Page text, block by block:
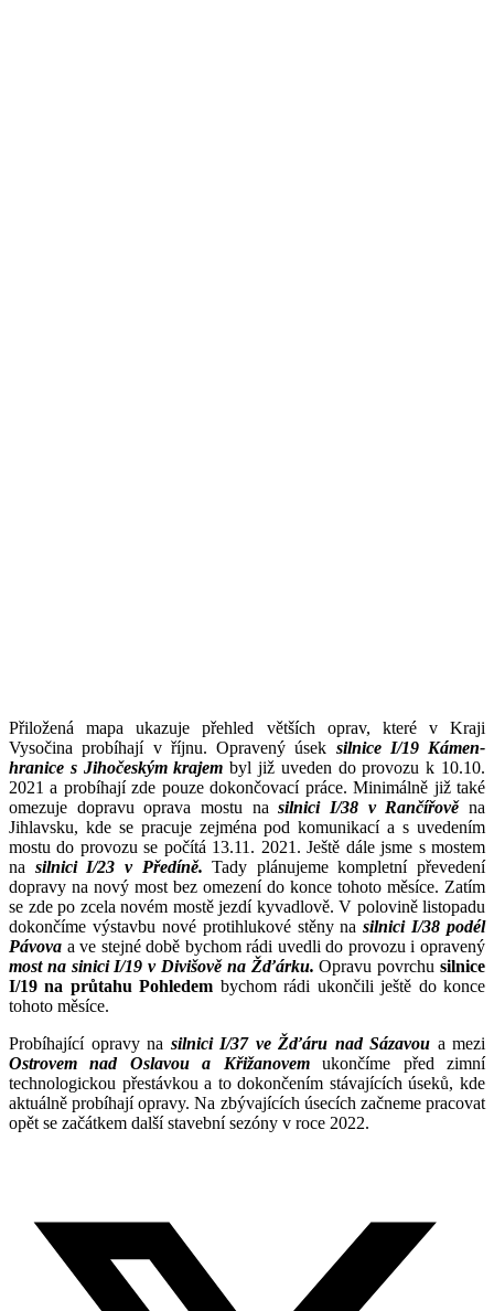
Přiložená mapa ukazuje přehled větších oprav, které v Kraji
Vysočina probíhají v říjnu. Opravený úsek silnice I/19 Kámen-
hranice s Jihočeským krajem byl již uveden do provozu k 10.10.
2021 a probíhají zde pouze dokončovací práce. Minimálně již také
omezuje dopravu oprava mostu na silnici I/38 v Rančířověna
Jihlavsku, kde se pracuje zejména pod komunikací a s uvedením
mostu do provozu se počítá 13.11. 2021. Ještě dále jsme s mostem
na silnici I/23 v Předíně.Tady plánujeme kompletní převedení
dopravy na nový most bez omezení do konce tohoto měsíce. Zatím
se zde po zcela novém mostě jezdí kyvadlově. V polovině listopadu
dokončíme výstavbu nové protihlukové stěny nasilnici I/38 podél
Pávova a ve stejné době bychom rádi uvedli do provozu i opravený
most na sinici I/19 v Divišově na Žďárku.Opravu povrchusilnice
I/19 na průtahu Pohledem bychom rádi ukončili ještě do konce
tohoto měsíce.
Probíhající opravy na silnici I/37 ve Žďáru nad Sázavou a mezi
Ostrovem nad Oslavou a Křižanovemukončíme před zimní
technologickou přestávkou a to dokončením stávajících úseků, kde
aktuálně probíhají opravy. Na zbývajících úsecích začneme pracovat
opět se začátkem další stavební sezóny v roce 2022.